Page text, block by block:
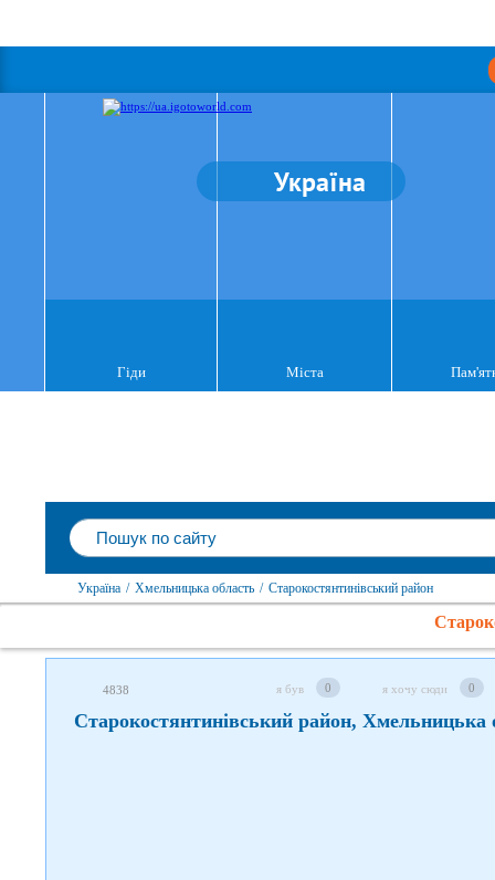
Україна
Гіди Міста
Україна / Хмельницька область / Старокостянтинівський район
4838 я був 0 я хочу сюди 0
Старокостянтинівський район, Хмельницька
Слідкуйте за нами в соцмережах